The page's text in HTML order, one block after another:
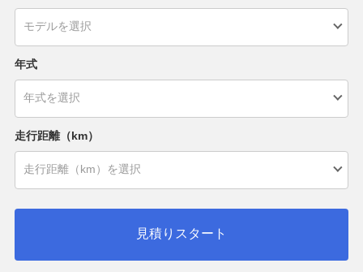
年式
走行距離（km）
見積りスタート